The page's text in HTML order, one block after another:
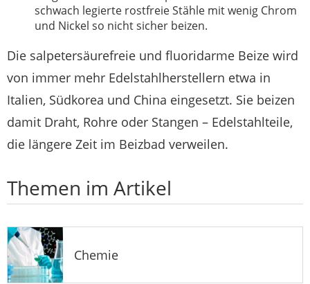
schwach legierte rostfreie Stähle mit wenig Chrom
und Nickel so nicht sicher beizen.
Die salpetersäurefreie und fluoridarme Beize wird
von immer mehr Edelstahlherstellern etwa in
Italien, Südkorea und China eingesetzt. Sie beizen
damit Draht, Rohre oder Stangen – Edelstahlteile,
die längere Zeit im Beizbad verweilen.
Themen im Artikel
Chemie